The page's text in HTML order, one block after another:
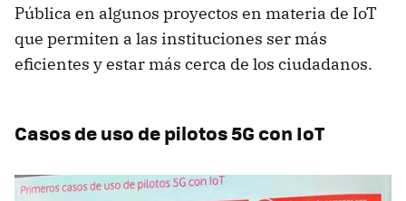
Pública en algunos proyectos en materia de IoT
que permiten a las instituciones ser más
eficientes y estar más cerca de los ciudadanos.
Casos de uso de pilotos 5G con IoT